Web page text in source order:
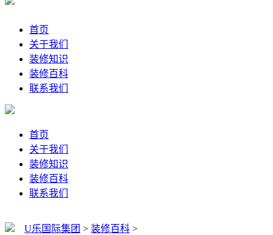
首页
关于我们
装修知识
装修百科
联系我们
首页
关于我们
装修知识
装修百科
联系我们
U乐国际集团 > 装修百科 >